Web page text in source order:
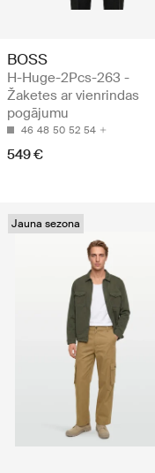
BOSS
H-Huge-2Pcs-263 -
Žaketes ar vienrindas
pogājumu
46 48 50 52 54
549 €
Jauna sezona